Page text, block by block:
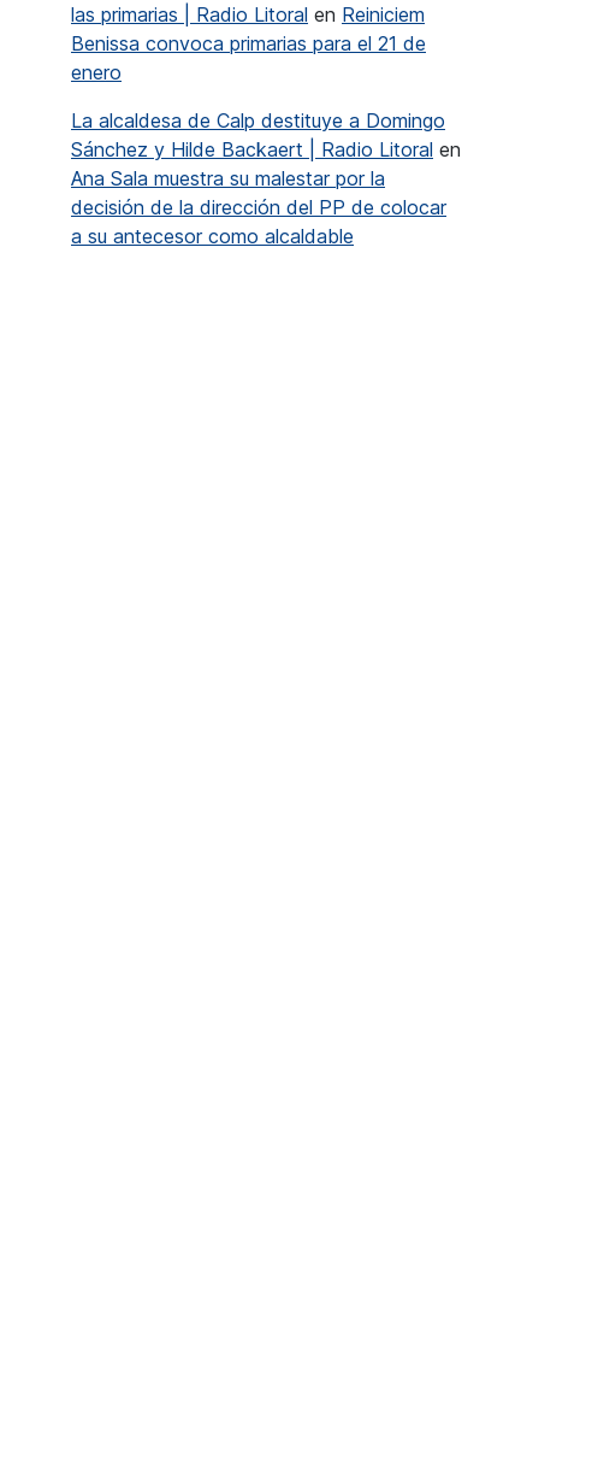
las primarias | Radio Litoral en Reiniciem
Benissa convoca primarias para el 21 de
enero
La alcaldesa de Calp destituye a Domingo
Sánchez y Hilde Backaert | Radio Litoral en
Ana Sala muestra su malestar por la
decisión de la dirección del PP de colocar
a su antecesor como alcaldable